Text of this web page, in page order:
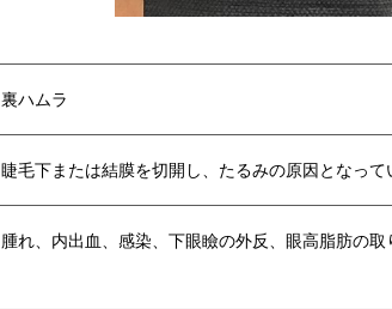
裏ハムラ
睫毛下または結膜を切開し、たるみの原因となっ
腫れ、内出血、感染、下眼瞼の外反、眼高脂肪の